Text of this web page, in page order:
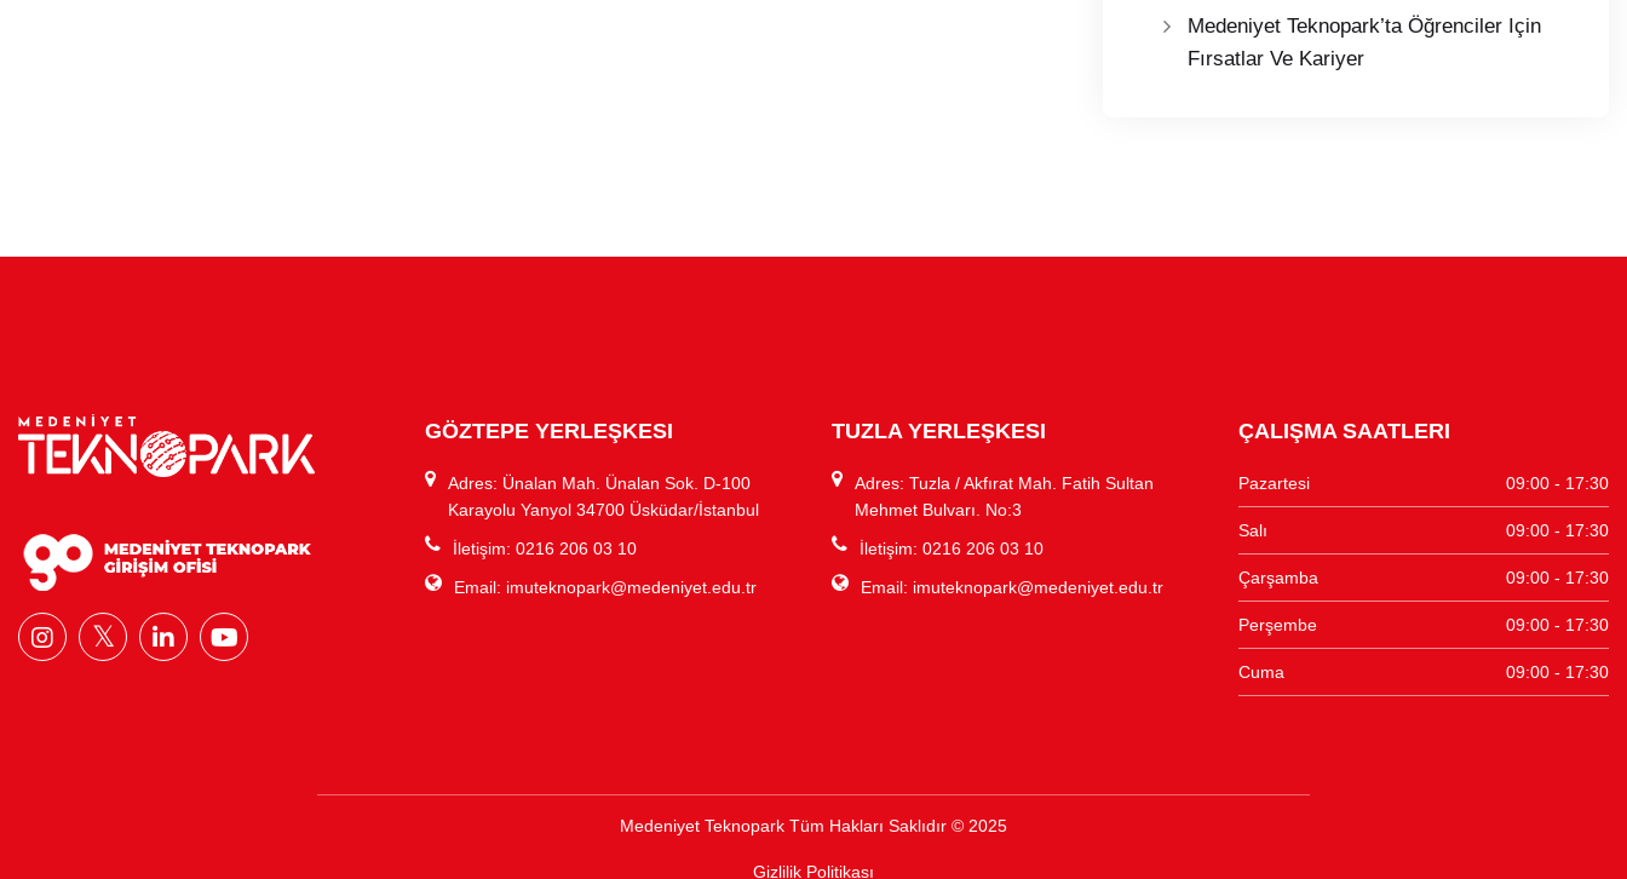
Medeniyet Teknopark’ta Öğrenciler Için
Fırsatlar Ve Kariyer
GÖZTEPE YERLEŞKESI
Adres: Ünalan Mah. Ünalan Sok. D-100
Karayolu Yanyol 34700 Üsküdar/İstanbul
İletişim: 0216 206 03 10
Email: imuteknopark@medeniyet.edu.tr
TUZLA YERLEŞKESI
Adres: Tuzla / Akfırat Mah. Fatih Sultan
Mehmet Bulvarı. No:3
İletişim: 0216 206 03 10
Email: imuteknopark@medeniyet.edu.tr
ÇALIŞMA SAATLERI
Pazartesi 09:00 - 17:30
Salı 09:00 - 17:30
Çarşamba 09:00 - 17:30
Perşembe 09:00 - 17:30
Cuma 09:00 - 17:30
Medeniyet Teknopark Tüm Hakları Saklıdır © 2025
Gizlilik Politikası